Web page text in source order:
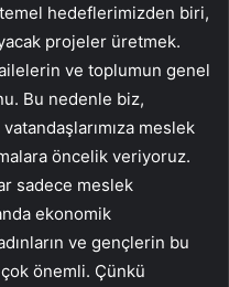
hedeflerimizden biri,
projeler üretmek.
ve toplumun genel
Bu nedenle biz,
meslek
öncelik veriyoruz.
sadece meslek
ekonomik
ve gençlerin bu
önemli. Çünkü